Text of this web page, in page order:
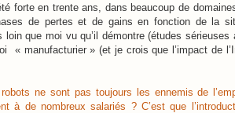
forte en trente ans, dans beaucoup de
de pertes et de gains en fonction de la
que moi vu qu’il démontre (études
« manufacturier » (et je crois que l’impact de
ne sont pas toujours les ennemis de
à de nombreux salariés ? C’est que